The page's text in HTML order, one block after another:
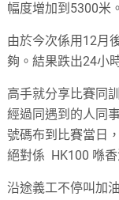
幅度增加到5300米。
由於今次係用12月
夠。結果跌出24小
高手就分享比賽同
經過同遇到的人同
號碼布到比賽當日
絕對係 HK100 喺
沿途義工不停叫加